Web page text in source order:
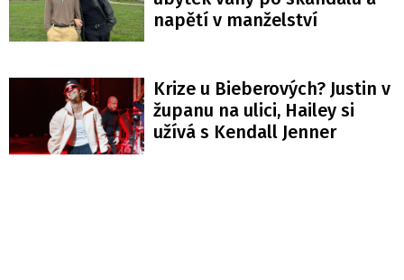
napětí v manželství
Krize u Bieberových? Justin v
županu na ulici, Hailey si
užívá s Kendall Jenner